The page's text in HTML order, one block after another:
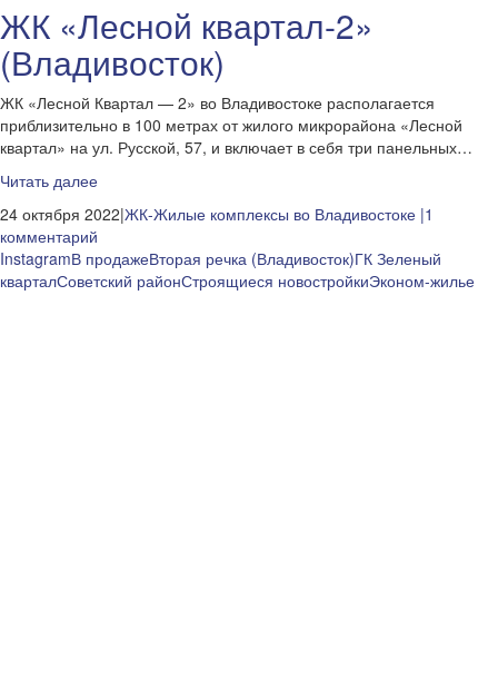
ЖК «Лесной квартал-2»
(Владивосток)
ЖК «Лесной Квартал — 2» во Владивостоке располагается
приблизительно в 100 метрах от жилого микрорайона «Лесной
квартал» на ул. Русской, 57, и включает в себя три панельных…
Читать далее
24 октября 2022|ЖК-Жилые комплексы во Владивостоке |1
комментарий
InstagramВ продажеВторая речка (Владивосток)ГК Зеленый
кварталСоветский районСтроящиеся новостройкиЭконом-жилье